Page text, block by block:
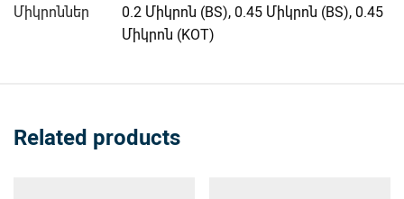
Միկրոններ
0.2 Միկրոն (BS), 0.45 Միկրոն (BS), 0.45
Միկրոն (KOT)
Related products